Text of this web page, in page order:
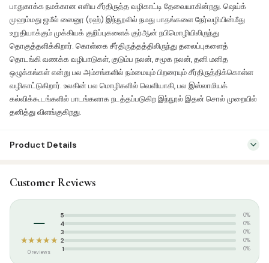
பாதுகாக்க நமக்கான எளிய சீர்திருத்த வழிகாட்டி தேவையாகின்றது. ஷெய்க்
முஹம்மது ஜமீல் ஸைனூ (ரஹ்) இந்நூலில் நமது பாதங்களை நேர்வழியின்மீது
உறுதியாக்கும் முக்கியக் குறிப்புகளைக் குர்ஆன் நபிமொழியிலிருந்து
தொகுத்தளிக்கிறார். கொள்கை சீர்திருத்தத்திலிருந்து தலைப்புகளைத்
தொடங்கி வணக்க வழிபாடுகள், குடும்ப நலன், சமூக நலன், தனி மனித
ஒழுக்கங்கள் என்று பல அம்சங்களில் நம்மையும் பிறரையும் சீர்திருத்திக்கொள்ள
வழிகாட்டுகிறார். உலகின் பல மொழிகளில் வெளியாகி, பல இஸ்லாமியக்
கல்விக்கூடங்களில் பாடங்களாக நடத்தப்படுகிற இந்நூல் இதன் சொல் முறையில்
தனித்து விளங்குகிறது.
Product Details
Categories: Family & Parenting
Tags:
Customer Reviews
–
★★★★★
0 reviews
5 0%
4 0%
3 0%
2 0%
1 0%